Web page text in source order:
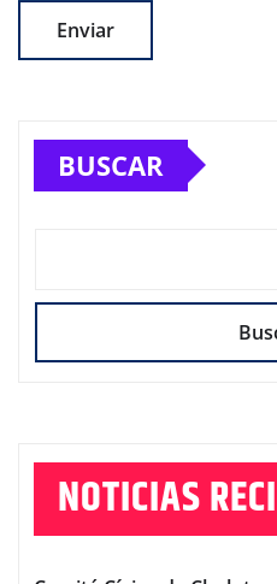
BUSCAR
NOTICIAS